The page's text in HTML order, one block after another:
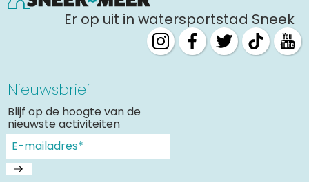
Bootverhuur
Er op uit in watersportstad Sneek
Nieuwsbrief
Blijf op de hoogte van de
nieuwste activiteiten